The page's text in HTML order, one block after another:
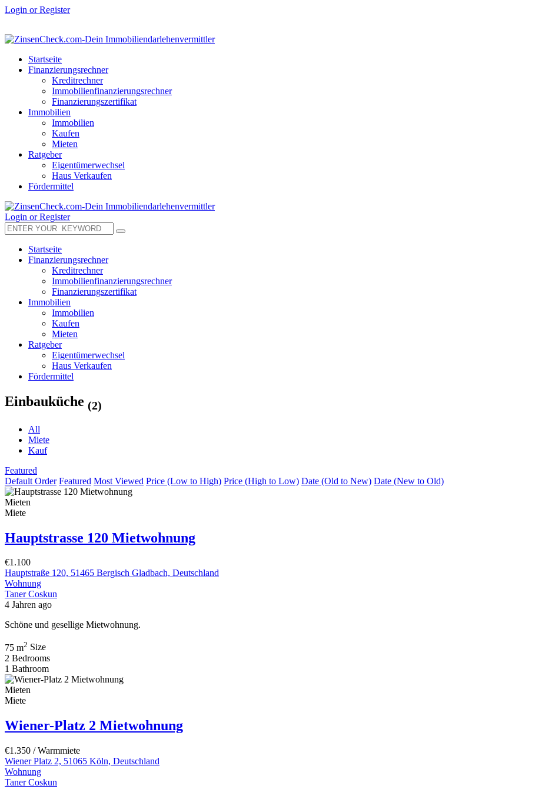
Login or Register
Startseite
Finanzierungsrechner
Kreditrechner
Immobilienfinanzierungsrechner
Finanzierungszertifikat
Immobilien
Immobilien
Kaufen
Mieten
Ratgeber
Eigentümerwechsel
Haus Verkaufen
Fördermittel
Login or Register
Startseite
Finanzierungsrechner
Kreditrechner
Immobilienfinanzierungsrechner
Finanzierungszertifikat
Immobilien
Immobilien
Kaufen
Mieten
Ratgeber
Eigentümerwechsel
Haus Verkaufen
Fördermittel
Einbauküche (2)
All
Miete
Kauf
Featured
Default Order Featured Most Viewed Price (Low to High) Price (High to Low) Date (Old to New) Date (New to Old)
Mieten
Miete
€1.100
Hauptstraße 120, 51465 Bergisch Gladbach, Deutschland
Wohnung
Taner Coskun
4 Jahren ago
Schöne und gesellige Mietwohnung.
75 m
Size
2 Bedrooms
1 Bathroom